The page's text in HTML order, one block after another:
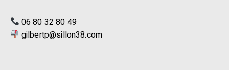
06 80 32 80 49
gilbertp@sillon38.com